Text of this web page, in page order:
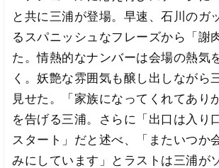
と共に三浦が登場。早速、石川のガ
るスパニッシュなフレーズから「謝
た。情熱的なナンバーは会場の熱気
く。妖艶な雰囲気も醸し出しながら
見せた。「家族になってくれてあり
を告げる三浦。さらに「出口は入り
スタート」だと述べ、「またいつか
みにしています」とラストは三浦が